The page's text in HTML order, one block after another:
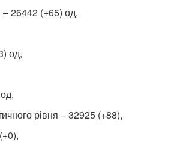
– 26442 (+65) од,
од,
рівня – 32925 (+88),